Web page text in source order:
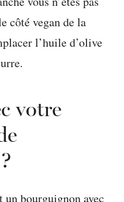
côté vegan de la
l’huile d’olive
votre
bourguignon avec